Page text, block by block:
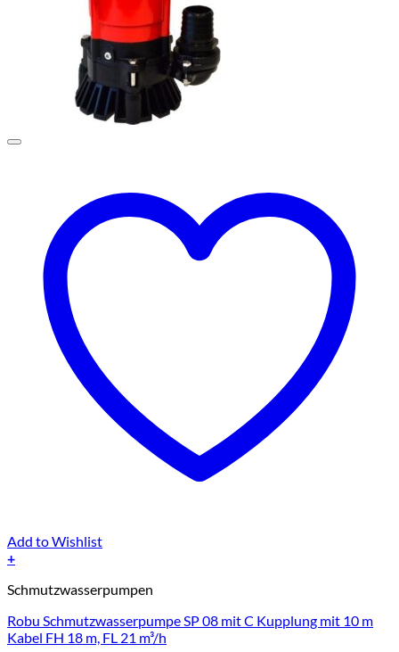
Add to Wishlist
+
Schmutzwasserpumpen
Robu Schmutzwasserpumpe SP 08 mit C Kupplung mit 10 m
Kabel FH 18 m, FL 21 m³/h